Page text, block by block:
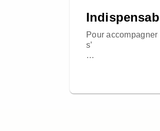
Pour
s’
…